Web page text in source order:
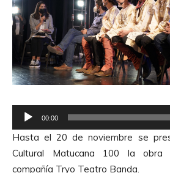
e
p
r
00:00
Hasta el 20 de noviembre se
Cultural Matucana 100 la obra
compañía Tryo Teatro Banda.